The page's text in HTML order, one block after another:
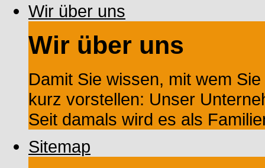
Wir über uns
Wir über uns
Damit Sie wissen, mit wem
kurz vorstellen: Unser
Seit damals wird es als
Sitemap